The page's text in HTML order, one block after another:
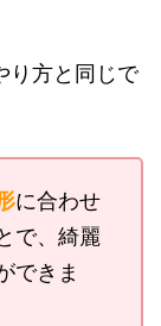
り方と同じで
に合わせ
で、綺麗
できま